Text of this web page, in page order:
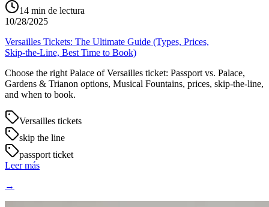
14 min de lectura
10/28/2025
Versailles Tickets: The Ultimate Guide (Types, Prices,
Skip‑the‑Line, Best Time to Book)
Choose the right Palace of Versailles ticket: Passport vs. Palace,
Gardens & Trianon options, Musical Fountains, prices, skip‑the‑line,
and when to book.
Versailles tickets
skip the line
passport ticket
Leer más
→